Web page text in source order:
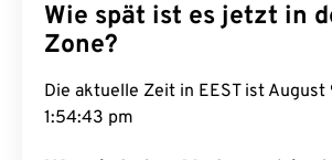
Wie spät ist es jetzt in
Zone?
Die aktuelle Zeit in EEST ist
1:54:44 pm